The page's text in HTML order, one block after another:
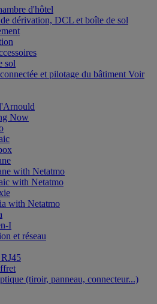
d'hôtel
dérivation, DCL et boîte de sol
sol
et pilotage du bâtiment Voir
Now
with Netatmo
with Netatmo
with Netatmo
I
et réseau
(tiroir, panneau, connecteur...)